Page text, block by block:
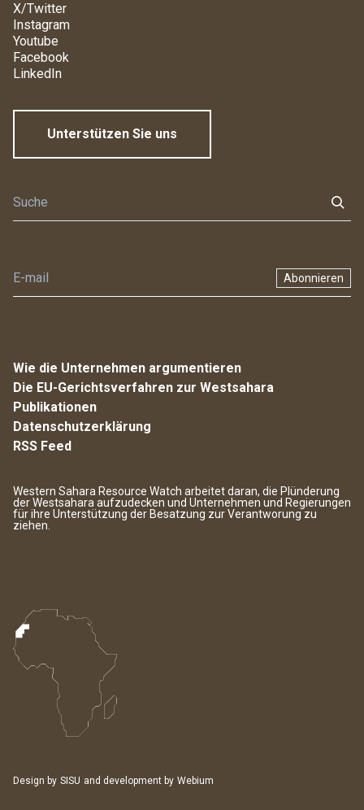
X/Twitter
Instagram
Youtube
Facebook
LinkedIn
Unterstützen Sie uns
Abonnieren
Wie die Unternehmen argumentieren
Die EU-Gerichtsverfahren zur Westsahara
Publikationen
Datenschutzerklärung
RSS Feed
Western Sahara Resource Watch arbeitet daran, die Plünderung
der Westsahara aufzudecken und Unternehmen und Regierungen
für ihre Unterstützung der Besatzung zur Verantworung zu
ziehen.
Design by SISU and development by Webium